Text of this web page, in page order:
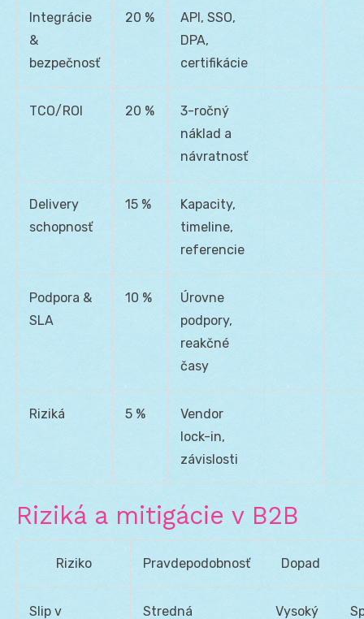
Integrácie
&
bezpečnosť
20 %
API, SSO,
DPA,
certifikácie
TCO/ROI 20 %
3-ročný
náklad a
návratnosť
Delivery
schopnosť
15 %
Kapacity,
timeline,
referencie
Podpora &
SLA
10 %
Úrovne
podpory,
reakčné
časy
Riziká 5 %
Vendor
lock-in,
závislosti
Riziká a mitigácie v B2B
Riziko Pravdepodobnosť Dopad
Slip v Stredná Vysoký